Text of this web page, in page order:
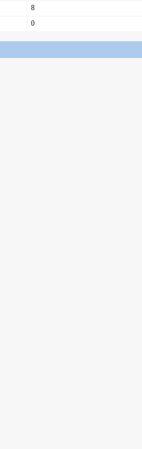
8
0